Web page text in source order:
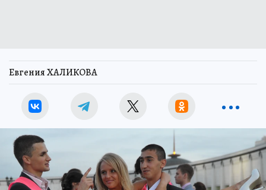
Евгения ХАЛИКОВА